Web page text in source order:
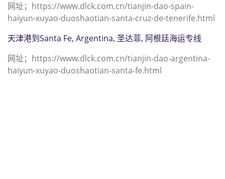
网址；https://www.dlck.com.cn/tianjin-dao-spain-
haiyun-xuyao-duoshaotian-santa-cruz-de-tenerife.html
天津港到Santa Fe, Argentina, 圣达菲, 阿根廷海运专线
网址；https://www.dlck.com.cn/tianjin-dao-argentina-
haiyun-xuyao-duoshaotian-santa-fe.html